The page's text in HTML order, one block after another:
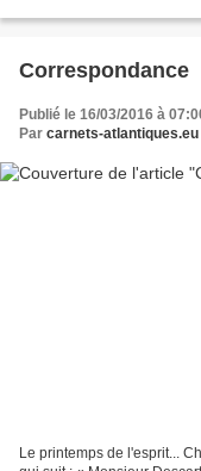
Correspondance
Publié le 16/03/2016 à
Par carnets-atlantiques.eu
Le printemps de l'esprit...